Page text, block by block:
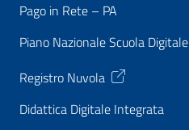
Pago in Rete – PA
Piano Nazionale Scuola Digitale
Registro Nuvola
Didattica Digitale Integrata